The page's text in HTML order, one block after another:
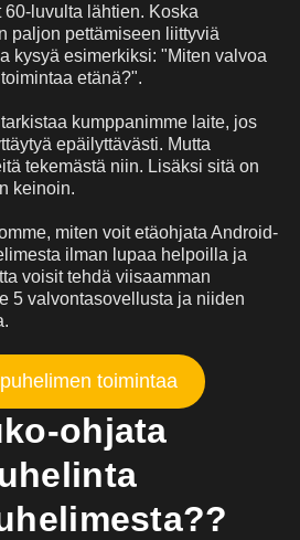
luvulta lähtien. Koska
paljon pettämiseen liittyviä
kysyä esimerkiksi: "Miten valvoa
etänä?".
kumppanimme laite, jos
epäilyttävästi. Mutta
tekemästä niin. Lisäksi sitä on
keinoin.
miten voit etäohjata Android-
ilman lupaa helpoilla ja
voisit tehdä viisaamman
5 valvontasovellusta ja niiden
toimintaa
ohjata
?